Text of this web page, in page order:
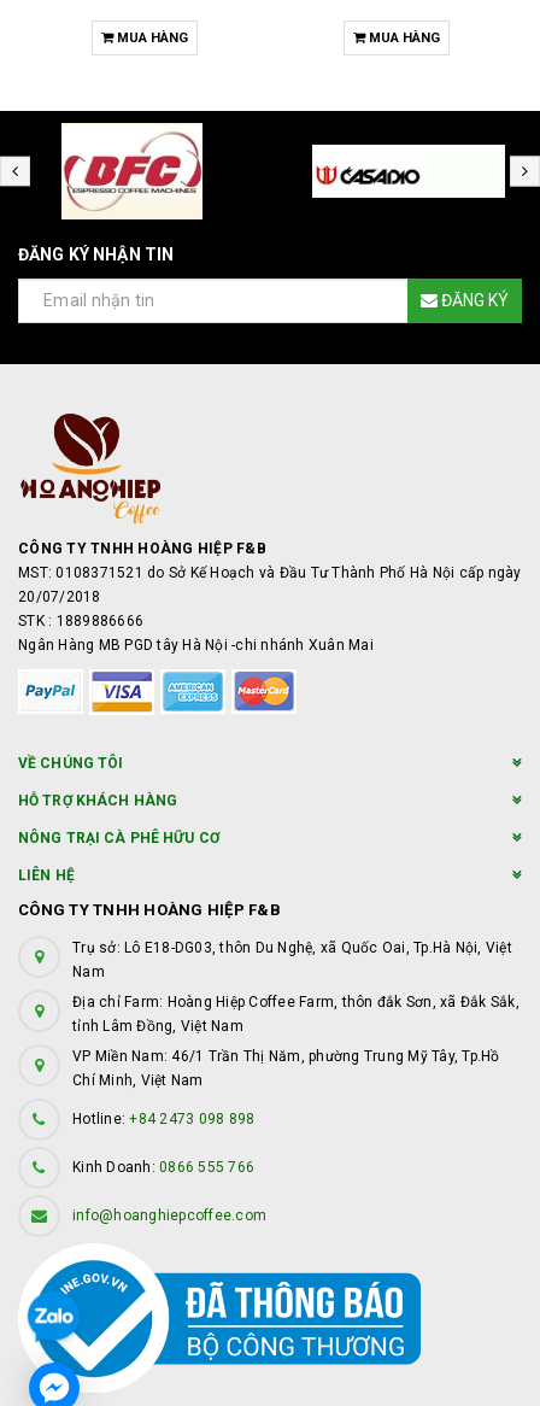
MUA HÀNG MUA HÀNG
ĐĂNG KÝ NHẬN TIN
ĐĂNG KÝ
CÔNG TY TNHH HOÀNG HIỆP F&B
MST: 0108371521 do Sở Kế Hoạch và Đầu Tư Thành Phố Hà Nội cấp ngày
20/07/2018
STK : 1889886666
Ngân Hàng MB PGD tây Hà Nội -chi nhánh Xuân Mai
VỀ CHÚNG TÔI
HỖ TRỢ KHÁCH HÀNG
NÔNG TRẠI CÀ PHÊ HỮU CƠ
LIÊN HỆ
CÔNG TY TNHH HOÀNG HIỆP F&B
Trụ sở: Lô E18-DG03, thôn Du Nghệ, xã Quốc Oai, Tp.Hà Nội, Việt
Nam
Địa chỉ Farm: Hoàng Hiệp Coffee Farm, thôn đắk Sơn, xã Đắk Sắk,
tỉnh Lâm Đồng, Việt Nam
VP Miền Nam: 46/1 Trần Thị Năm, phường Trung Mỹ Tây, Tp.Hồ
Chí Minh, Việt Nam
Hotline:+84 2473 098 898
Kinh Doanh: 0866 555 766
info@hoanghiepcoffee.com